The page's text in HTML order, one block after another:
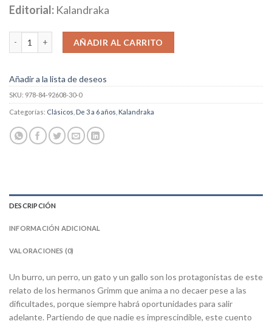
Editorial: Kalandraka
Los cuatro amigos cantidad
AÑADIR AL CARRITO
Añadir a la lista de deseos
SKU: 978-84-92608-30-0
Categorías: Clásicos De 3 a 6 años Kalandraka
DESCRIPCIÓN
INFORMACIÓN ADICIONAL
VALORACIONES (0)
Un burro, un perro, un gato y un gallo son los protagonistas de este
relato de los hermanos Grimm que anima a no decaer pese a las
dificultades, porque siempre habrá oportunidades para salir
adelante. Partiendo de que nadie es imprescindible, este cuento